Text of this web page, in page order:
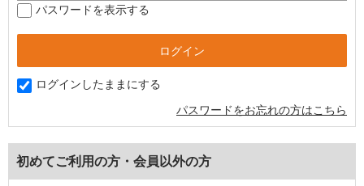
パスワードを表示する
ログインしたままにする
パスワードをお忘れの方はこちら
初めてご利用の方・会員以外の方